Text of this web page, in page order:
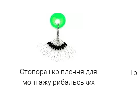
Стопора і кріплення для
монтажу рибальських